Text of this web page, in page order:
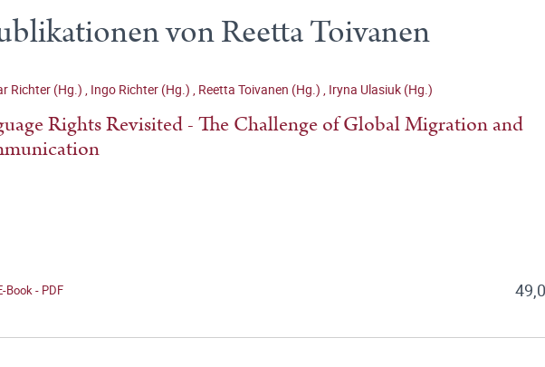
von Reetta Toivanen
Richter (Hg.) , Ingo Richter (Hg.) , Reetta Toivanen (Hg.) , Iryna Ulasiuk (Hg.)
Rights Revisited - The Challenge of Global Migration and
Book - PDF